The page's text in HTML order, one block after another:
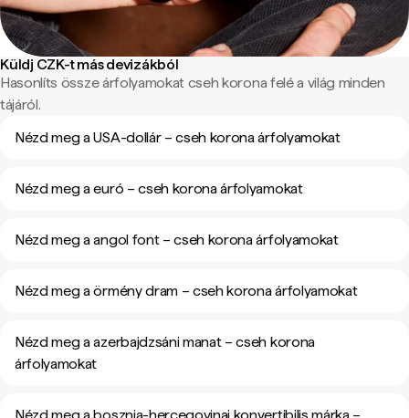
Küldj CZK-t más devizákból
Hasonlíts össze árfolyamokat cseh korona felé a világ minden
tájáról.
Nézd meg a USA-dollár – cseh korona árfolyamokat
Nézd meg a euró – cseh korona árfolyamokat
Nézd meg a angol font – cseh korona árfolyamokat
Nézd meg a örmény dram – cseh korona árfolyamokat
Nézd meg a azerbajdzsáni manat – cseh korona
árfolyamokat